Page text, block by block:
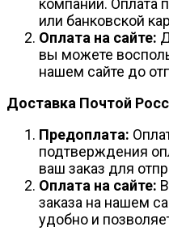
компании. Оплата
или банковской
Оплата на сайте:
вы можете
нашем сайте до
Доставка Почтой
Предоплата:
подтверждения
ваш заказ для
Оплата на сайте:
заказа на нашем
удобно и